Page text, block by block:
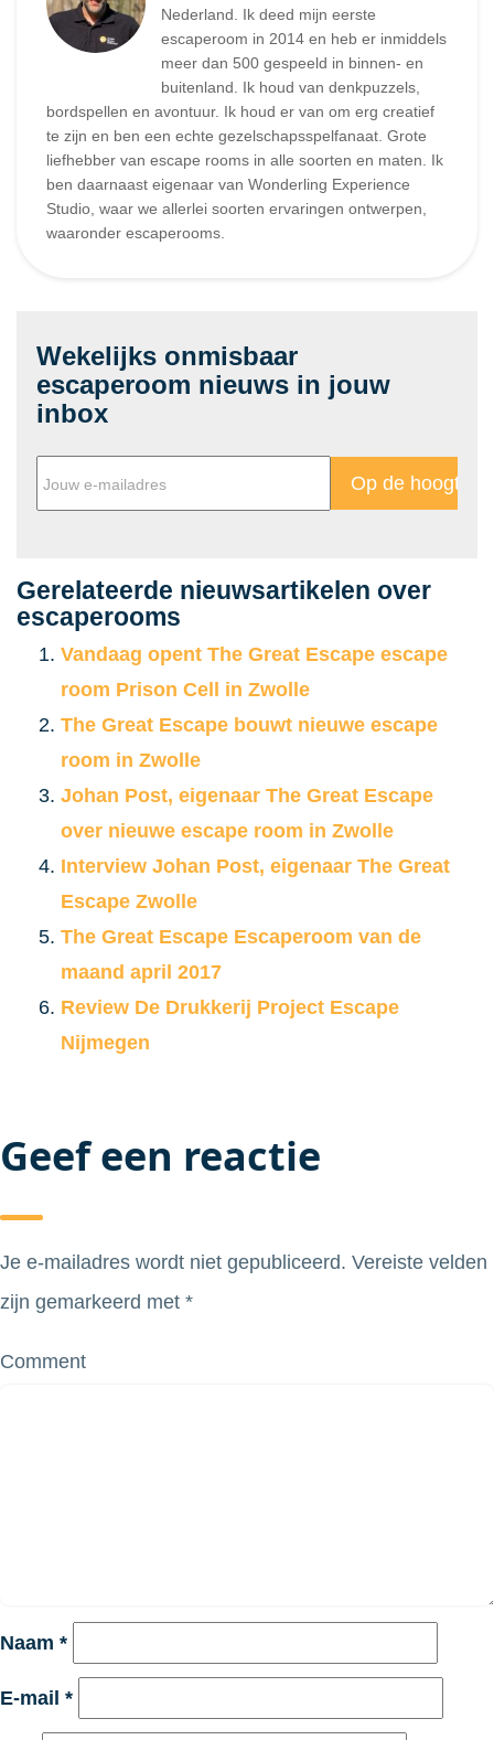
Nederland. Ik deed mijn eerste
escaperoom in 2014 en heb er inmiddels
meer dan 500 gespeeld in binnen- en
buitenland. Ik houd van denkpuzzels,
bordspellen en avontuur. Ik houd er van om erg creatief
te zijn en ben een echte gezelschapsspelfanaat. Grote
liefhebber van escape rooms in alle soorten en maten. Ik
ben daarnaast eigenaar van Wonderling Experience
Studio, waar we allerlei soorten ervaringen ontwerpen,
waaronder escaperooms.
Wekelijks onmisbaar
escaperoom nieuws in jouw
inbox
Gerelateerde nieuwsartikelen over
escaperooms
Vandaag opent The Great Escape escape
room Prison Cell in Zwolle
The Great Escape bouwt nieuwe escape
room in Zwolle
Johan Post, eigenaar The Great Escape
over nieuwe escape room in Zwolle
Interview Johan Post, eigenaar The Great
Escape Zwolle
The Great Escape Escaperoom van de
maand april 2017
Review De Drukkerij Project Escape
Nijmegen
Geef een reactie
Je e-mailadres wordt niet gepubliceerd. Vereiste velden
zijn gemarkeerd met *
Comment
Naam *
E-mail *